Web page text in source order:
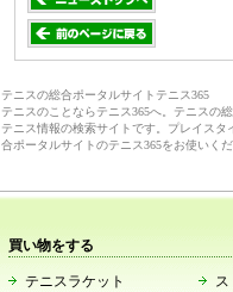
テニスの総合ポータルサイトテニス365
テニスのことならテニス365へ。テニスの
テニス情報の検索サイトです。プレイス
合ポータルサイトのテニス365をお使いく
買い物をする
テニスラケット ス